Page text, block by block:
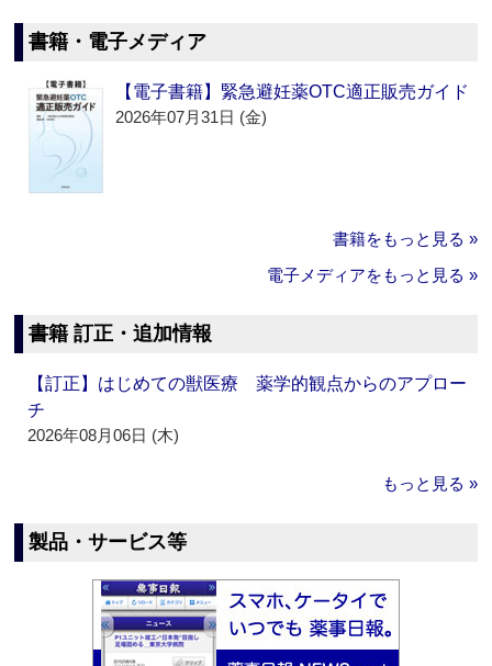
書籍・電子メディア
【電子書籍】緊急避妊薬OTC適正販売ガイド
2026年07月31日 (金)
書籍をもっと見る »
電子メディアをもっと見る »
書籍 訂正・追加情報
【訂正】はじめての獣医療 薬学的観点からのアプロー
チ
2026年08月06日 (木)
もっと見る »
製品・サービス等